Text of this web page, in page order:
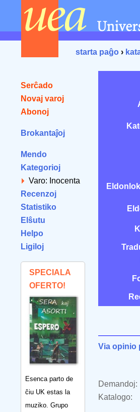
starta paĝo ›
Serĉado
Novaj varoj
Abonoj
Brokantaĵoj
Mendo
Kategorioj
Varo: Inocenta
Recenzoj
Statistiko
Elŝutu
Helpo
Ligiloj
SPECIALA
OFERTO!
Esenca parto de
ĉiu UK estas la
muziko. Grupo
Via opinio
Demandoj:
Katalogo: